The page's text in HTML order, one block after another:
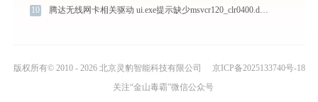
10 腾达无线网卡相关驱动 ui.exe提示缺少msvcr120_clr0400.dll文件的解决办法
版权所有© 2010 - 2026 北京灵豹智能科技有限公司
京ICP备2025133740号-18
关注“金山毒霸”微信公众号